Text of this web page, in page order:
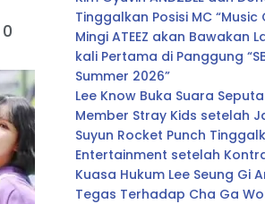
0
Tinggalkan Posisi MC “Music
Mingi ATEEZ akan Bawakan
kali Pertama di Panggung
Summer 2026”
Lee Know Buka Suara
Member Stray Kids setelah
Suyun Rocket Punch
Entertainment setelah
Kuasa Hukum Lee Seung Gi
Tegas Terhadap Cha Ga